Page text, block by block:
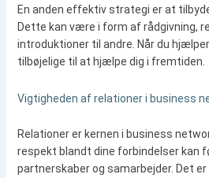
En anden effektiv strategi er at
Dette kan være i form af rådgivning,
introduktioner til andre. Når du
tilbøjelige til at hjælpe dig i fremtiden.
Vigtigheden af relationer i business
Relationer er kernen i business
respekt blandt dine forbindelser kan
partnerskaber og samarbejder. Det